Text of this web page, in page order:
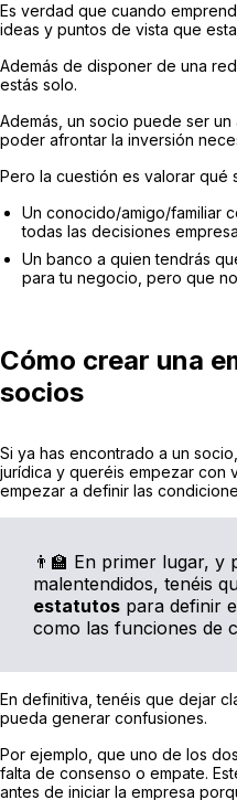
Es verdad que cuando
ideas y puntos de vista que
Además de disponer de una
estás solo.
Además, un socio puede ser
poder afrontar la inversión
Pero la cuestión es valorar qué
Un conocido/amigo/familiar
todas las decisiones
Un banco a quien tendrás
para tu negocio, pero que
Cómo crear una
socios
Si ya has encontrado a un
jurídica y queréis empezar con
empezar a definir las
👨‍🏫 En primer lugar, y
malentendidos, tenéis
estatutos para definir
como las funciones de
En definitiva, tenéis que dejar
pueda generar confusiones.
Por ejemplo, que uno de los
falta de consenso o empate.
antes de iniciar la empresa